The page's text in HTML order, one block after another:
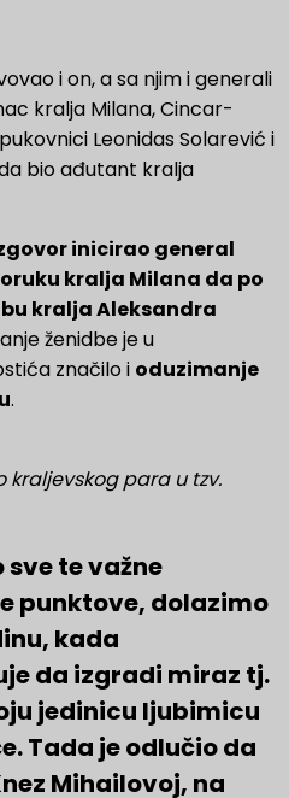
i on, a sa njim i generali
kralja Milana, Cincar-
Leonidas Solarević i
bio ađutant kralja
inicirao general
kralja Milana da po
kralja Aleksandra
ženidbe je u
značilo i oduzimanje
.
para u tzv.
te važne
punktove, dolazimo
kada
da izgradi miraz tj.
jedinicu ljubimicu
Tada je odlučio da
Mihailovoj, na